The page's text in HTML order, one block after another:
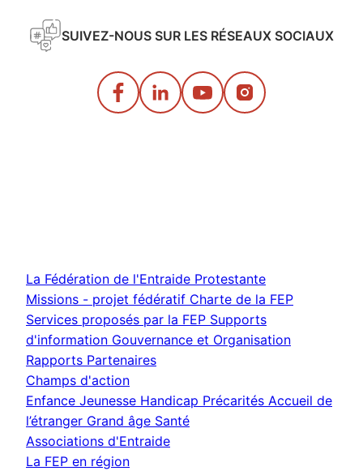
SUIVEZ-NOUS SUR LES RÉSEAUX SOCIAUX
La Fédération de l'Entraide Protestante
Missions - projet fédératif Charte de la FEP
Services proposés par la FEP Supports
d'information Gouvernance et Organisation
Rapports Partenaires
Champs d'action
Enfance Jeunesse Handicap Précarités Accueil de
l’étranger Grand âge Santé
Associations d'Entraide
La FEP en région